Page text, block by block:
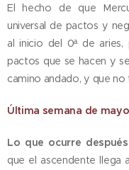
El hecho de que
universal de pactos y
al inicio del 0ª de
pactos que se hacen y
camino andado, y que no
Última semana de
Lo que ocurre
que el ascendente llega